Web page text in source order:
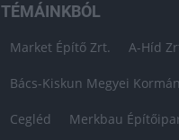
TÉMÁINKBÓL
Market Építő Zrt. A-Híd
Bács-Kiskun Megyei
Cegléd Merkbau